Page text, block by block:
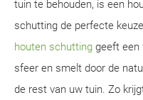
tuin te behouden, is een
schutting de perfecte
houten schutting geeft een
sfeer en smelt door de
de rest van uw tuin. Zo